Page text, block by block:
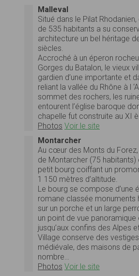
Malleval
Situé dans le Pilat
de 535 habitants a su
architecture un bel héritage
siècles.
Accroché à un éperon
Gorges du Batalon, le vieux
gardien d’une importante et
reliant la vallée du Rhône à l
sommet des rochers, les
entourent l’église baroque
chapelle fut construite au XI
Photos Voir le site
Montarcher
Au cœur des Monts du
de Montarcher (75 habitants)
petit bourg coiffant un
1 150 mètres d’altitude.
Le bourg se compose d’une
romane classée monuments
sur un porche et un large
un point de vue panoramique
jusqu’aux confins des Alpes
Village conserve des vestiges
médiévale, des maisons de
nombre…
Photos Voir le site